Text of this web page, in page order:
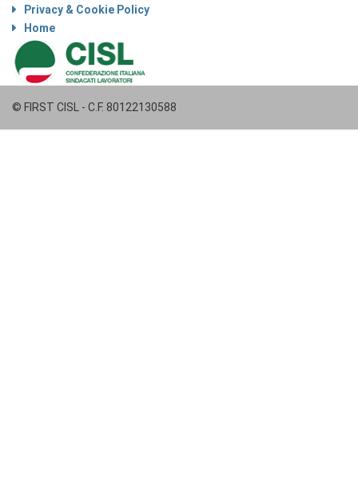
Privacy & Cookie Policy
Home
© FIRST CISL - C.F. 80122130588